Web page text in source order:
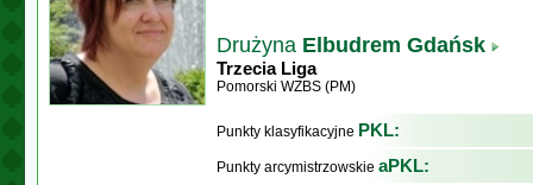
Drużyna Elbudrem Gdańsk
Trzecia Liga
Pomorski WZBS (PM)
Punkty klasyfikacyjne PKL:
Punkty arcymistrzowskie aPKL: